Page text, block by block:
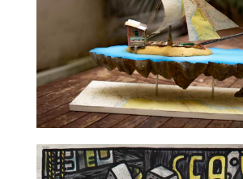
TALC02-02 – La Fratrie